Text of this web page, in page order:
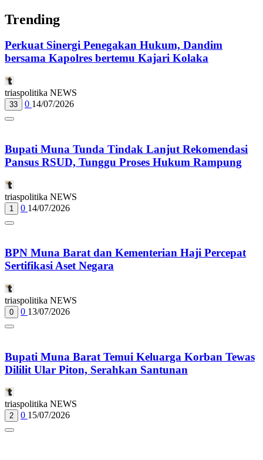
Trending
Perkuat Sinergi Penegakan Hukum, Dandim
bersama Kapolres bertemu Kajari Kolaka
triaspolitika NEWS
33 0 14/07/2026
Bupati Muna Tunda Tindak Lanjut Rekomendasi
Pansus RSUD, Tunggu Proses Hukum Rampung
triaspolitika NEWS
1 0 14/07/2026
BPN Muna Barat dan Kementerian Haji Percepat
Sertifikasi Aset Negara
triaspolitika NEWS
0 0 13/07/2026
Bupati Muna Barat Temui Keluarga Korban Tewas
Dililit Ular Piton, Serahkan Santunan
triaspolitika NEWS
2 0 15/07/2026